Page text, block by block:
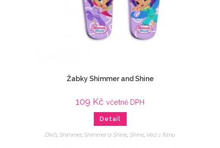
Žabky Shimmer and Shine
109 Kč včetně DPH
Detail
Dívčí, Shimmer, Shimmer a Shine, Shine, Veci z filmu